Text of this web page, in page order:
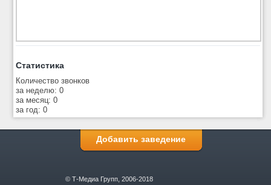
Статистика
Количество звонков
за неделю: 0
за месяц: 0
за год: 0
Добавить заведение
© Т-Медиа Групп, 2006-2018